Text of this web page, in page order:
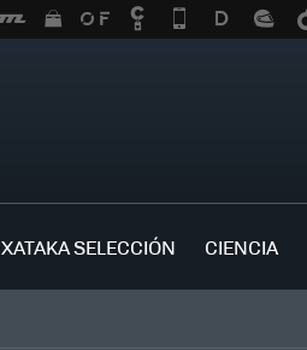
XATAKA SELECCIÓN CIENCIA